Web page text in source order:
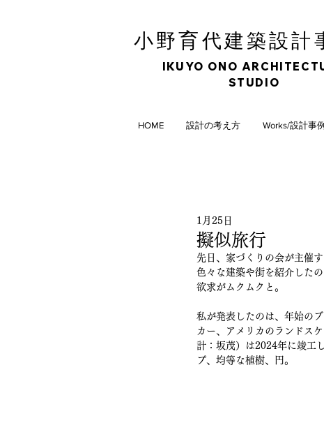
小野育代建築設計
IKUYO ONO
STUDIO
HOME 設計の考え方 Works/設計事例
擬似旅行
1月25日
先日、家づくりの会が主催
色々な建築や街を紹介した
欲求がムクムクと。
私が発表したのは、年始の
カー、アメリカのランドス
計：坂茂）は2024年に竣工
プ、均等な植樹、円。